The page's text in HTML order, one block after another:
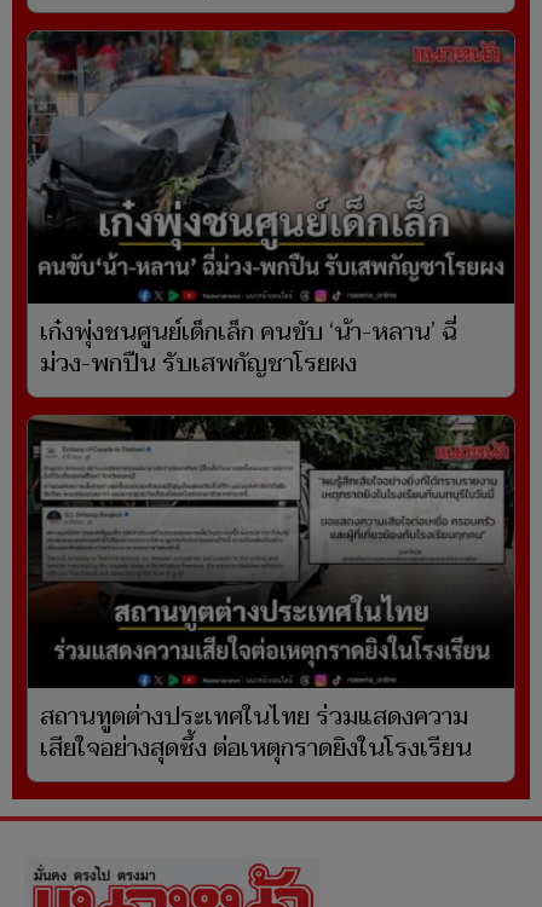
เก๋งพุ่งชนศูนย์เด็กเล็ก คนขับ ‘น้า-หลาน’ ฉี่
ม่วง-พกปืน รับเสพกัญชาโรยผง
สถานทูตต่างประเทศในไทย ร่วมแสดงความ
เสียใจอย่างสุดซึ้ง ต่อเหตุกราดยิงในโรงเรียน